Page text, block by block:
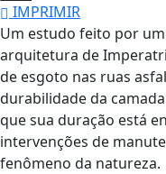
IMPRIMIR
Um estudo feito por
arquitetura de
de esgoto nas ruas
durabilidade da
que sua duração está
intervenções de
fenômeno da natureza.